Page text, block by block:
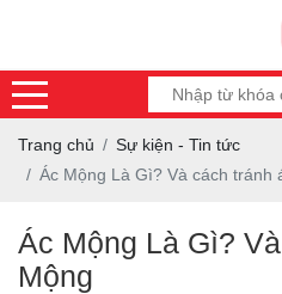
Trang chủ
Sự kiện - Tin tức
Ác Mộng Là Gì? Và cách tránh
Ác Mộng Là Gì?
Mộng